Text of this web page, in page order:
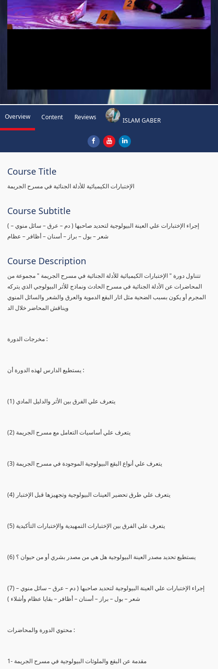
Overview Content Reviews ISLAM GABER
Course Title
الإختبارات الكيميائية للأدلة الجنائية في مسرح الجريمة
Course Subtitle
( إجراء الإختبارات علي العينة البيولوجية لتحديد صاحبها ( دم – عرق – سائل منوي –
شعر – بول – براز – أسنان – أظافر – عظام
Course Description
تتناول دورة " الإختبارات الكيميائية للأدلة الجنائية في مسرح الجريمة " مجموعة من
المحاضرات عن الأدلة الجنائية في مسرح الحادث ونماذج للأثر البيولوجي الذي يتركه
المجرم أو يكون بسبب الضحية مثل اثار البقع الدموية والعرق والشعر والسائل المنوي
ويناقش المحاضر خلال الد
مخرجات الدورة :
يستطيع الدارس لهذه الدورة أن :
(1) يتعرف علي الفرق بين الأثر والدليل المادي
(2) يتعرف علي أساسيات التعامل مع مسرح الجريمة
(3) يتعرف علي أنواع البقع البيولوجية الموجودة في مسرح الجريمة
(4) يتعرف علي طرق تحضير العينات البيولوجية وتجهيزها قبل الإختبار
(5) يتعرف علي الفرق بين الإختبارات التمهيدية والإختبارات التأكيدية
(6) يستطيع تحديد مصدر العينة البيولوجية هل هي من مصدر بشري أو من حيوان ؟
(7) إجراء الإختبارات علي العينة البيولوجية لتحديد صاحبها ( دم – عرق – سائل منوي –
شعر – بول – براز – أسنان – أظافر – بقايا عظام وأشلاء )
محتوي الدورة والمحاضرات :
1- مقدمة عن البقع والملوثات البيولوجية في مسرح الجريمة